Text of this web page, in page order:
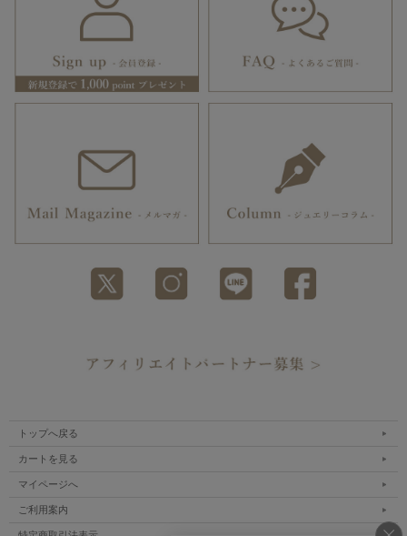
トップへ戻る
カートを見る
マイページへ
ご利用案内